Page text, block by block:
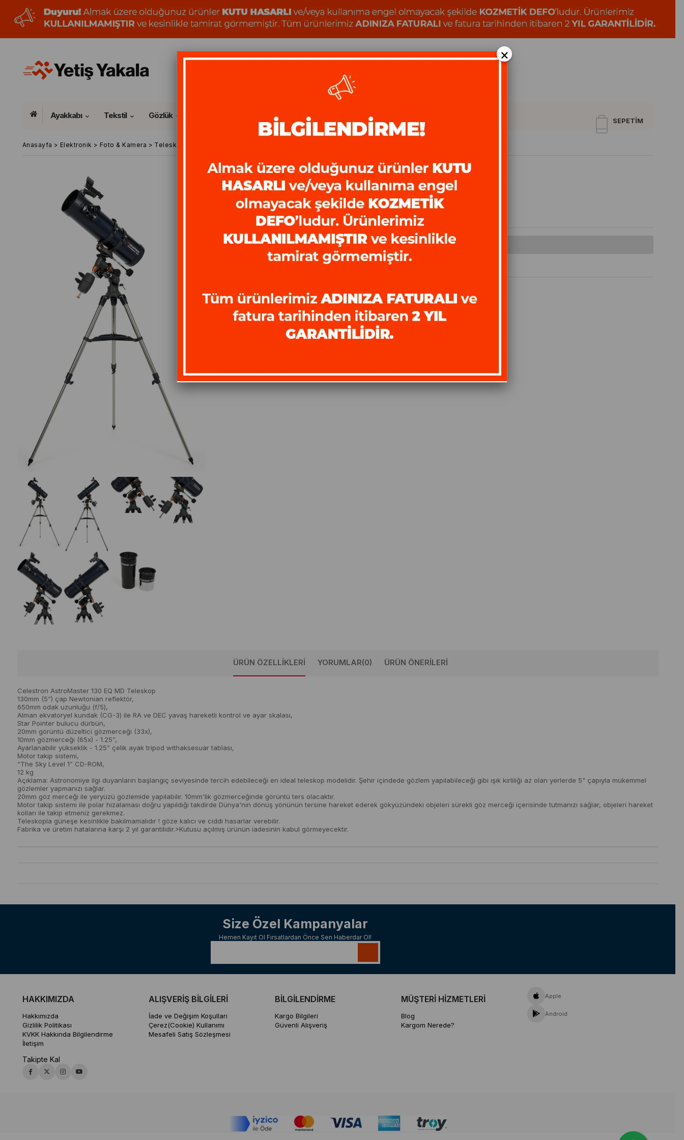
SEPETIM
Ayakkabı Tekstil Gözlük
Anasayfa > Elektronik > Foto & Kamera > Teleskop
Celestron AstroMaster 130EQ-MD CL 31051 Teleskop
Ürün stoklarımızda kalmamıştır.
İstek
Listeme
Karşılaştır
Fiyat
Düşünce
ÜRÜN ÖZELLIKLERI YORUMLAR(0) ÜRÜN ÖNERILERI
Celestron AstroMaster 130 EQ MD Teleskop
130mm (5”) çap Newtonian reflektör,
650mm odak uzunluğu (f/5),
Alman ekvatoryel kundak (CG-3) ile RA ve DEC yavaş hareketli kontrol ve ayar skalası,
Star Pointer bulucu dürbün,
20mm görüntü düzeltici gözmerceği (33x),
10mm gözmerceği (65x) - 1.25”,
Ayarlanabilir yükseklik - 1.25” çelik ayak tripod withaksesuar tablası,
Motor takip sistemi,
“The Sky Level 1” CD-ROM,
12 kg
Açıklama: Astronomiye ilgi duyanların başlangıç seviyesinde tercih edebileceği en ideal teleskop modelidir. Şehir içindede gözlem yapılabileceği gibi ışık kirliliği az olan yerlerde 5" çapıyla mükemmel
gözlemler yapmanızı sağlar.
20mm göz merceği ile yeryüzü gözlemide yapılabilir. 10mm'lik gözmerceğinde görüntü ters olacaktır.
Motor takip sistemi ile polar hizalaması doğru yapıldığı takdirde Dünya'nın dönüş yönünün tersine hareket ederek gökyüzündeki objeleri sürekli göz merceği içerisinde tutmanızı sağlar, objeleri hareket
kolları ile takip etmeniz gerekmez.
Teleskopla güneşe kesinlikle bakılmamalıdır ! göze kalıcı ve ciddi hasarlar verebilir.
Fabrika ve üretim hatalarına karşı 2 yıl garantilidir.>Kutusu açılmış ürünün iadesinin kabul görmeyecektir.
Size Özel Kampanyalar
Hemen Kayıt Ol Fırsatlardan Önce Sen Haberdar Ol!
HAKKIMIZDA
Hakkımızda
Gizlilik Politikası
KVKK Hakkında Bilgilendirme
İletişim
Takipte Kal
ALIŞVERİŞ BİLGİLERİ
İade ve Değişim Koşulları
Çerez(Cookie) Kullanımı
Mesafeli Satış Sözleşmesi
BİLGİLENDİRME
Kargo Bilgileri
Güvenli Alışveriş
MÜŞTERİ HİZMETLERİ
Blog
Kargom Nerede?
Apple
Android
×